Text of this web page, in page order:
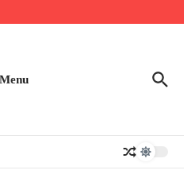
en Streaming sur Wiflix
Menu